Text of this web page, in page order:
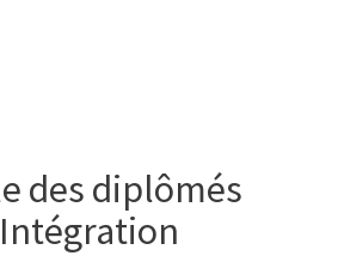
des diplômés